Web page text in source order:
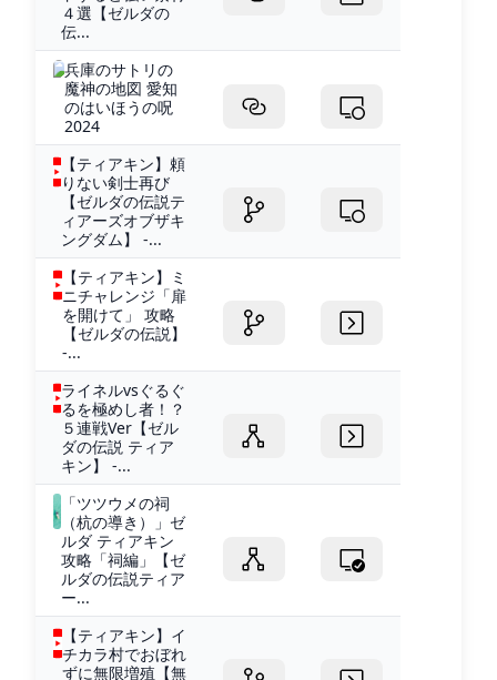
４選【ゼルダの
伝...
兵庫のサトリの
魔神の地図 愛知
のはいほうの呪
2024
【ティアキン】頼
りない剣士再び
【ゼルダの伝説テ
ィアーズオブザキ
ングダム】 -...
【ティアキン】ミ
ニチャレンジ「扉
を開けて」 攻略
【ゼルダの伝説】
-...
ライネルvsぐるぐ
るを極めし者！？
５連戦Ver【ゼル
ダの伝説 ティア
キン】 -...
「ツツウメの祠
（杭の導き）」ゼ
ルダ ティアキン
攻略「祠編」【ゼ
ルダの伝説ティア
ー...
【ティアキン】イ
チカラ村でおぼれ
ずに無限増殖【無